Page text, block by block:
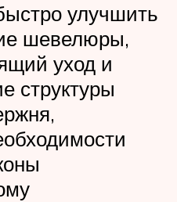
улучшить
шевелюры,
уход и
структуры